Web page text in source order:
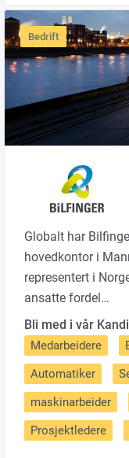
Bedrift
Globalt har
hovedkontor i
representert i
ansatte fordel…
Bli med i vår
Medarbeidere
Automatiker
maskinarbeider
Prosjektledere